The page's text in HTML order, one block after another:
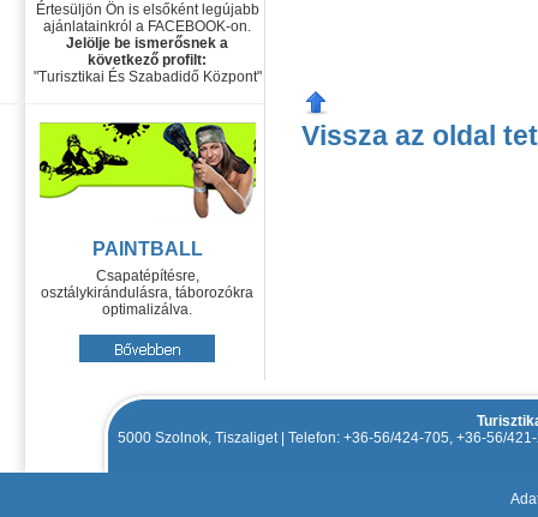
Értesüljön Ön is elsőként legújabb
ajánlatainkról a FACEBOOK-on.
Jelölje be ismerősnek a
következő profilt:
"Turisztikai És Szabadidő Központ"
PAINTBALL
Csapatépítésre,
osztálykirándulásra, táborozókra
optimalizálva.
Vissza az oldal
5000 Szolnok, Tiszaliget | Telefon: +36-56/424-705, +36-56/